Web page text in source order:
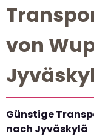
von
Günstige
nach Jyväskylä